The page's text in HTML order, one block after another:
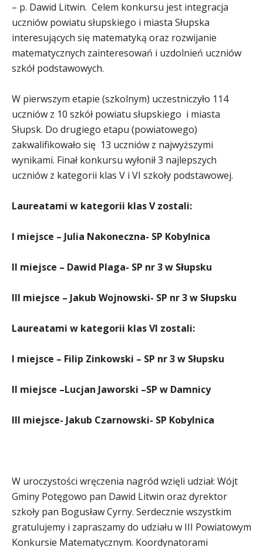
– p. Dawid Litwin. Celem konkursu jest integracja
uczniów powiatu słupskiego i miasta Słupska
interesujących się matematyką oraz rozwijanie
matematycznych zainteresowań i uzdolnień uczniów
szkół podstawowych.
W pierwszym etapie (szkolnym) uczestniczyło 114
uczniów z 10 szkół powiatu słupskiego i miasta
Słupsk. Do drugiego etapu (powiatowego)
zakwalifikowało się 13 uczniów z najwyższymi
wynikami. Finał konkursu wyłonił 3 najlepszych
uczniów z kategorii klas V i VI szkoły podstawowej.
Laureatami w kategorii klas V zostali:
I miejsce – Julia Nakoneczna- SP Kobylnica
II miejsce – Dawid Plaga- SP nr 3 w Słupsku
III miejsce – Jakub Wojnowski- SP nr 3 w Słupsku
Laureatami w kategorii klas VI zostali:
I miejsce – Filip Zinkowski – SP nr 3 w Słupsku
II miejsce –Lucjan Jaworski –SP w Damnicy
III miejsce- Jakub Czarnowski- SP Kobylnica
W uroczystości wręczenia nagród wzięli udział: Wójt
Gminy Potęgowo pan Dawid Litwin oraz dyrektor
szkoły pan Bogusław Cyrny. Serdecznie wszystkim
gratulujemy i zapraszamy do udziału w III Powiatowym
Konkursie Matematycznym. Koordynatorami